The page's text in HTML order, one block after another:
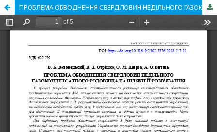
ПРОБЛЕМА ОБВОДНЕННЯ СВЕРДЛОВИН НЕДІЛЬНОГО ГАЗОКОНДЕНСАТНОГО РОДОВИЩА ТА ШЛЯХИ ЇЇ РОЗВ’ЯЗАННЯ